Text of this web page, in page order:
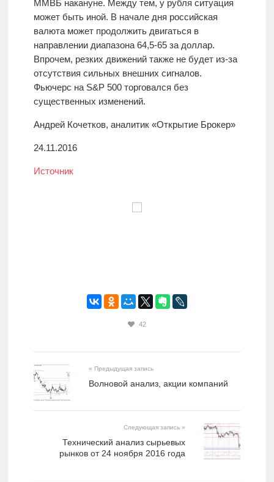
ММВБ накануне. Между тем, у рубля ситуация
может быть иной. В начале дня российская
валюта может продолжить двигаться в
направлении диапазона 64,5-65 за доллар.
Впрочем, резких движений также не будет из-за
отсутствия сильных внешних сигналов.
Фьючерс на S&P 500 торговался без
существенных изменений.
Андрей Кочетков, аналитик «Открытие Брокер»
24.11.2016
Источник
42
« Предыдущая запись
Волновой анализ, акции компаний
Следующая запись »
​Технический анализ сырьевых
рынков от 24 ноября 2016 года